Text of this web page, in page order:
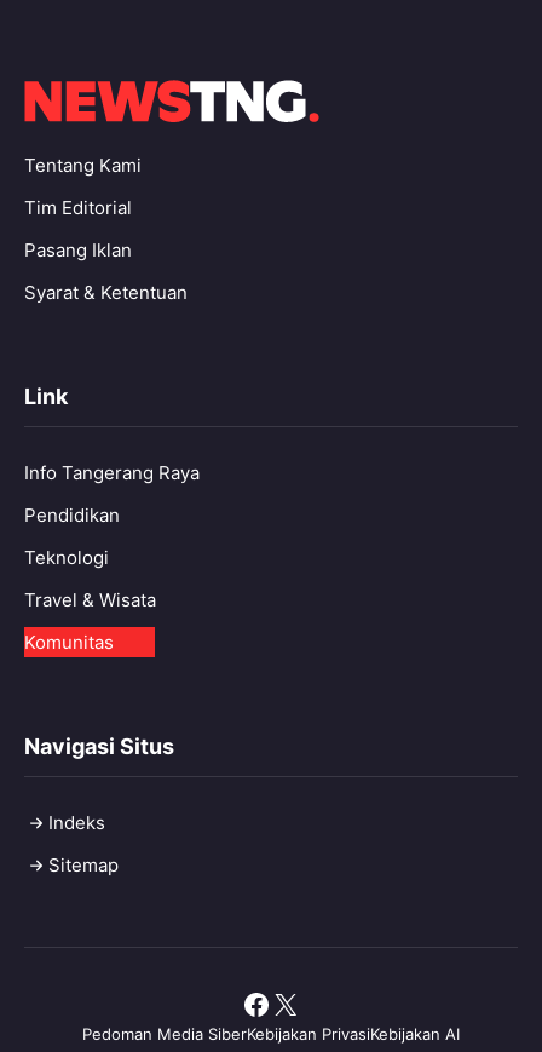
Tentang Kami
Tim Editorial
Pasang Iklan
Syarat & Ketentuan
Link
Info Tangerang Raya
Pendidikan
Teknologi
Travel & Wisata
Komunitas
Navigasi Situs
Indeks
Sitemap
Pedoman Media SiberKebijakan PrivasiKebijakan AI
Facebook
X